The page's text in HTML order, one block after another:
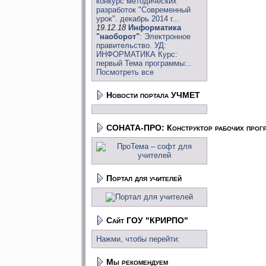
разработок "Современный
урок". декабрь 2014 г...
19.12.18 Информатика
"наоборот": Электронное
правительство. УД:
ИНФОРМАТИКА Курс:
первый Тема программы:..
Посмотреть все
Новости портала УЧМЕТ
СОНАТА-ПРО: Конструктор рабочих
Портал для учителей
Сайт ГОУ "КРИРПО"
Нажми, чтобы перейти:
Мы рекомендуем